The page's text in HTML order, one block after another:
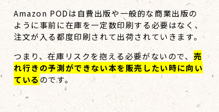
Amazon PODは自費出版や一般的な商業出版の
ように事前に在庫を一定数印刷する必要はなく、
注文が入る都度印刷されて出荷されていきます。
つまり、在庫リスクを抱える必要がないので、 売
れ行きの予測ができない本を販売したい時に向い
ている のです。